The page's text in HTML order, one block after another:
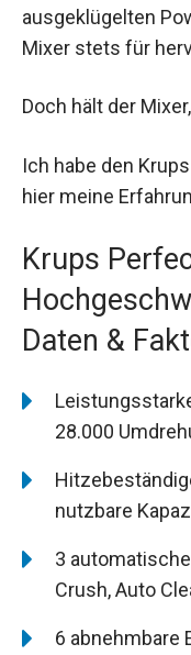
ausgeklügelten
Mixer stets für
Doch hält der
Ich habe den
hier meine
Krups
Daten &
28.000
nutzbare
3
Crush, Auto
6 abnehmbare